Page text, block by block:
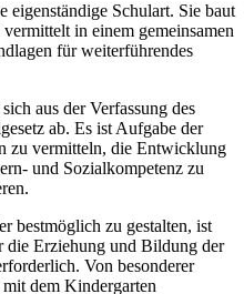
eigenständige Schulart. Sie baut
in einem gemeinsamen
für weiterführendes
aus der Verfassung des
ab. Es ist Aufgabe der
zu vermitteln, die Entwicklung
und Sozialkompetenz zu
bestmöglich zu gestalten, ist
die Erziehung und Bildung der
Von besonderer
dem Kindergarten